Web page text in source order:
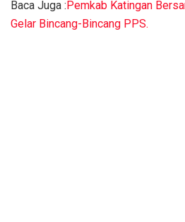
Baca Juga :Pemkab Katingan
Gelar Bincang-Bincang PPS.